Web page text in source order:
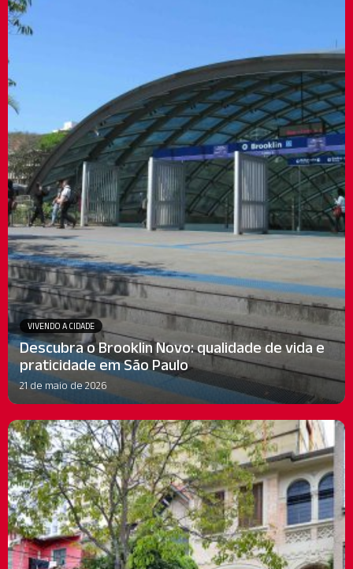
VIVENDO A CIDADE
Descubra o Brooklin Novo: qualidade de vida e
praticidade em São Paulo
21 de maio de 2026